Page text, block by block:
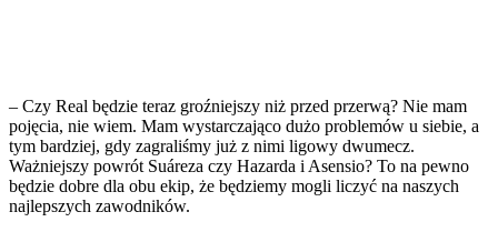
– Czy Real będzie teraz groźniejszy niż przed przerwą? Nie mam
pojęcia, nie wiem. Mam wystarczająco dużo problemów u siebie, a
tym bardziej, gdy zagraliśmy już z nimi ligowy dwumecz.
Ważniejszy powrót Suáreza czy Hazarda i Asensio? To na pewno
będzie dobre dla obu ekip, że będziemy mogli liczyć na naszych
najlepszych zawodników.